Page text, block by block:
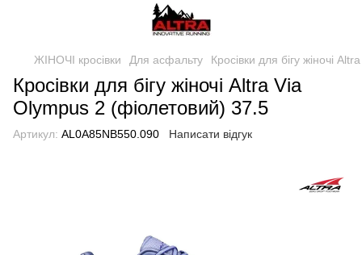
ЖІНОЧІ кросівки Для асфальту Кросівки для бігу жіночі
Кросівки для бігу жіночі Altra Via
Olympus 2 (фіолетовий) 37.5
Артикул: AL0A85NB550.090 Написати відгук